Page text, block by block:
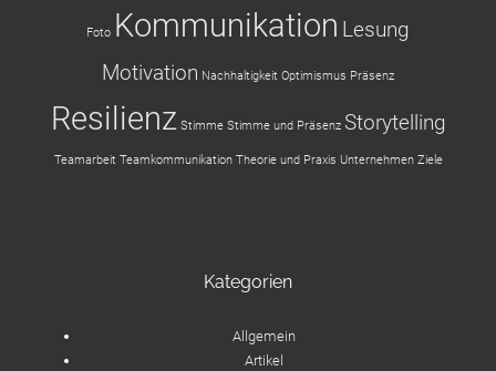
Foto Kommunikation Lesung
Motivation Nachhaltigkeit Optimismus Präsenz
Resilienz Stimme Stimme und Präsenz Storytelling
Teamarbeit Teamkommunikation Theorie und Praxis Unternehmen Ziele
Kategorien
Allgemein
Artikel